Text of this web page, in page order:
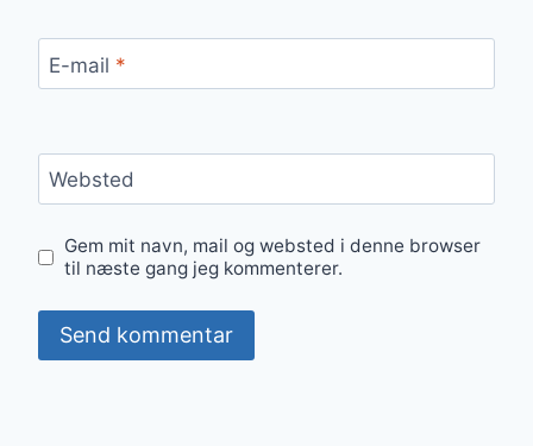
E-mail *
Websted
Gem mit navn, mail og websted i denne browser
til næste gang jeg kommenterer.